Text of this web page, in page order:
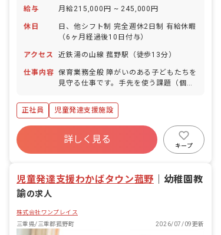
給与 月給215,000円 ~ 245,000円
休日
日、他シフト制 完全週休2日制 有給休暇
（6ヶ月経過後10日付与）
アクセス 近鉄湯の山線 菰野駅（徒歩13分）
仕事内容 保育業務全般 障がいのある子どもたちを
見守る仕事です。手先を使う課題（個別
どのコミュニケーションを通じて、子ど
もたちの自立をサポートしていきます。
正社員 児童発達支援施設
詳しく見る
キープ
児童発達支援わかばタウン菰野
幼稚園教
諭の求人
株式会社ワンプレイス
三重県/三重郡菰野町
2026/07/09更新